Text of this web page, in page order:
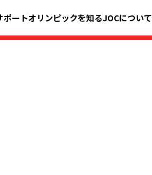
ポートオリンピックを知るJOCについて